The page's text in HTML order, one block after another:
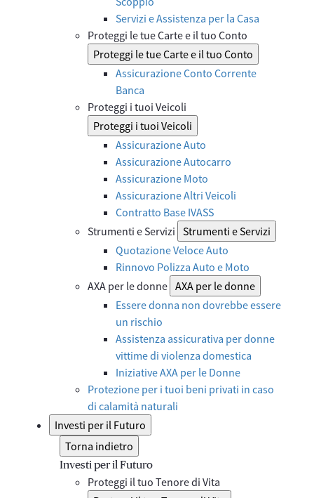
Servizi e Assistenza per la Casa
Proteggi le tue Carte e il tuo Conto
Proteggi le tue Carte e il tuo Conto
Assicurazione Conto Corrente
Banca
Proteggi i tuoi Veicoli
Proteggi i tuoi Veicoli
Assicurazione Auto
Assicurazione Autocarro
Assicurazione Moto
Assicurazione Altri Veicoli
Contratto Base IVASS
Strumenti e Servizi Strumenti e Servizi
Quotazione Veloce Auto
Rinnovo Polizza Auto e Moto
AXA per le donne AXA per le donne
Essere donna non dovrebbe essere
un rischio
Assistenza assicurativa per donne
vittime di violenza domestica
Iniziative AXA per le Donne
Protezione per i tuoi beni privati in caso
di calamità naturali
Investi per il Futuro
Torna indietro
Investi per il Futuro
Proteggi il tuo Tenore di Vita